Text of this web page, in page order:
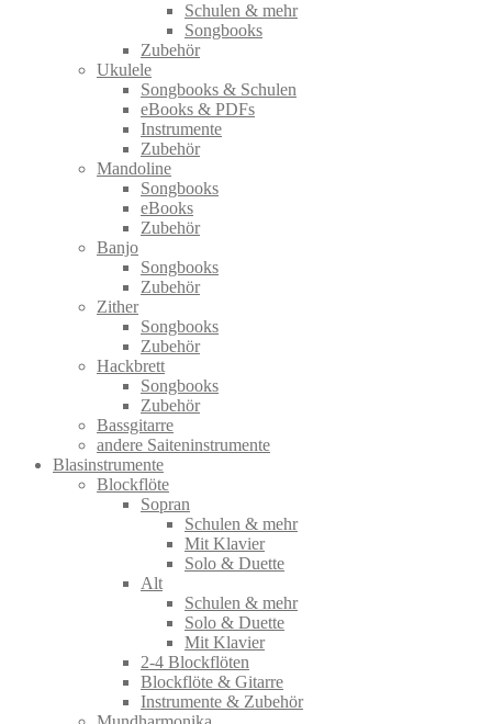
Schulen & mehr
Songbooks
Zubehör
Ukulele
Songbooks & Schulen
eBooks & PDFs
Instrumente
Zubehör
Mandoline
Songbooks
eBooks
Zubehör
Banjo
Songbooks
Zubehör
Zither
Songbooks
Zubehör
Hackbrett
Songbooks
Zubehör
Bassgitarre
andere Saiteninstrumente
Blasinstrumente
Blockflöte
Sopran
Schulen & mehr
Mit Klavier
Solo & Duette
Alt
Schulen & mehr
Solo & Duette
Mit Klavier
2-4 Blockflöten
Blockflöte & Gitarre
Instrumente & Zubehör